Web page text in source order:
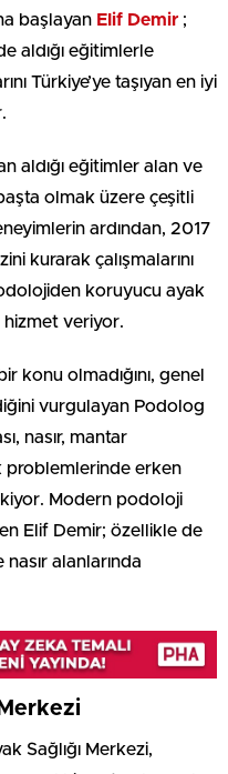
başlayan Elif Demir ;
aldığı eğitimlerle
Türkiye’ye taşıyan en iyi
aldığı eğitimler alan ve
olmak üzere çeşitli
ardından, 2017
kurarak çalışmalarını
koruyucu ayak
hizmet veriyor.
konu olmadığını, genel
vurgulayan Podolog
nasır, mantar
problemlerinde erken
Modern podoloji
Elif Demir; özellikle de
nasır alanlarında
Sağlığı Merkezi,